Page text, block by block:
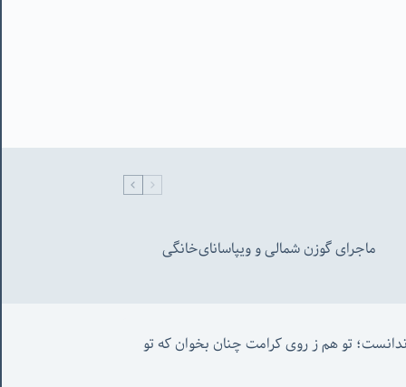
ماجرای گوزن شمالی و‌ ویپاسانای‌خانگی